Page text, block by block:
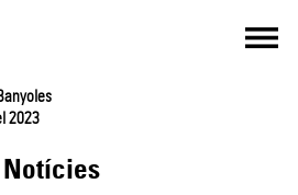
2023
Notícies